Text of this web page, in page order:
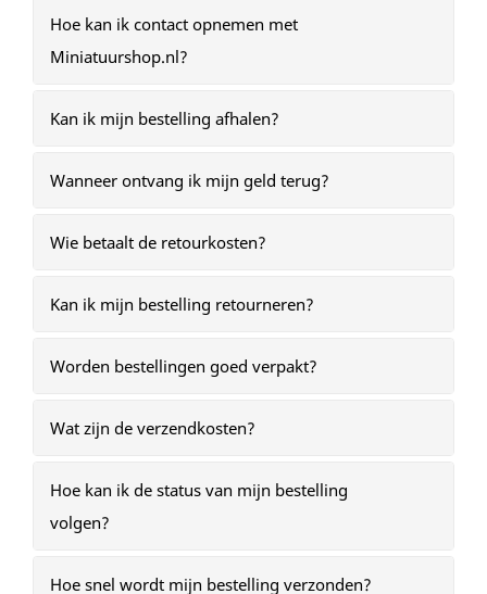
Hoe kan ik contact opnemen met
Miniatuurshop.nl?
Kan ik mijn bestelling afhalen?
Wanneer ontvang ik mijn geld terug?
Wie betaalt de retourkosten?
Kan ik mijn bestelling retourneren?
Worden bestellingen goed verpakt?
Wat zijn de verzendkosten?
Hoe kan ik de status van mijn bestelling
volgen?
Hoe snel wordt mijn bestelling verzonden?